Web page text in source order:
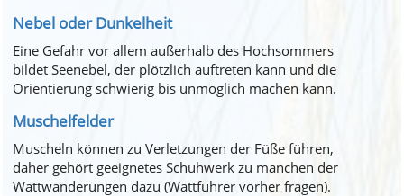
Nebel oder Dunkelheit
Eine Gefahr vor allem außerhalb des Hochsommers
bildet Seenebel, der plötzlich auftreten kann und die
Orientierung schwierig bis unmöglich machen kann.
Muschelfelder
Muscheln können zu Verletzungen der Füße führen,
daher gehört geeignetes Schuhwerk zu manchen der
Wattwanderungen dazu (Wattführer vorher fragen).